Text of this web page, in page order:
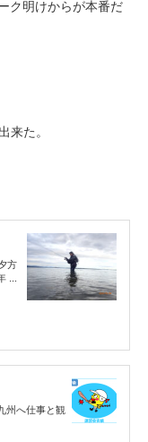
ク明けからが本番だ
来た。
方
...
州へ仕事と観